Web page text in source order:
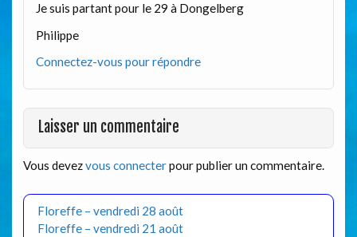
Je suis partant pour le 29 à Dongelberg
Philippe
Connectez-vous pour répondre
Laisser un commentaire
Vous devezvous connecterpour publier un commentaire.
Floreffe – vendredi 28 août
Floreffe – vendredi 21 août